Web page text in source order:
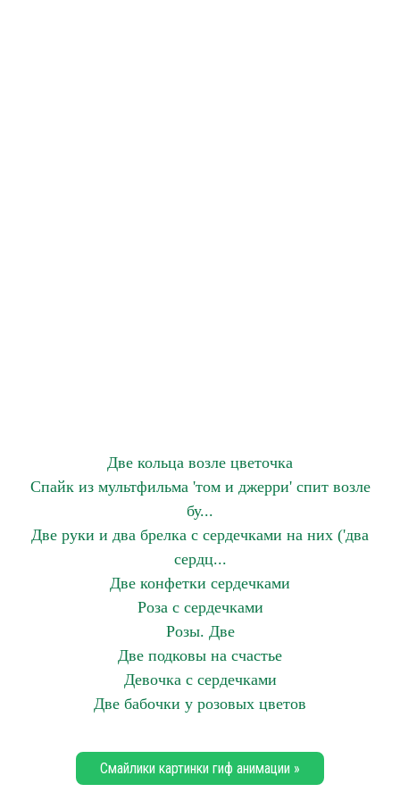
Две кольца возле цветочка
Спайк из мультфильма 'том и джерри' спит возле
бу...
Две руки и два брелка с сердечками на них ('два
сердц...
Две конфетки сердечками
Роза с сердечками
Розы. Две
Две подковы на счастье
Девочка с сердечками
Две бабочки у розовых цветов
Смайлики картинки гиф анимации »